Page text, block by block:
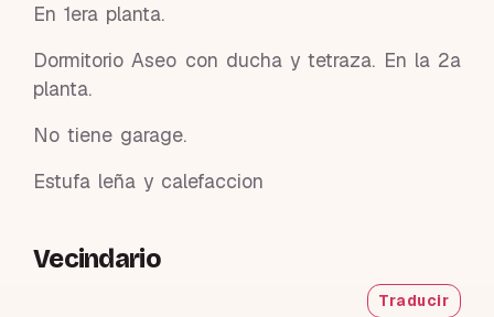
En 1era planta.
Dormitorio Aseo con ducha y tetraza. En la 2a
planta.
No tiene garage.
Estufa leña y calefaccion
Vecindario
Traducir